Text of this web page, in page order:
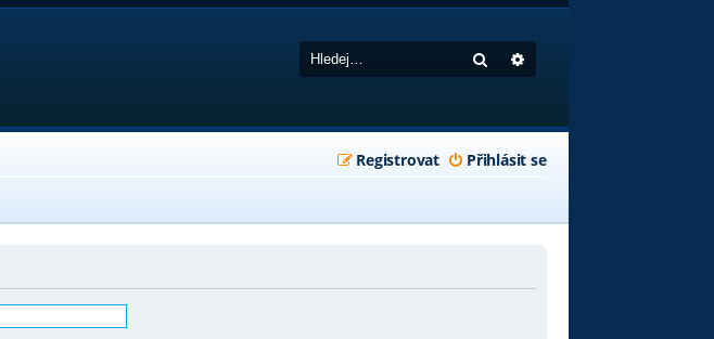
Hledat
Přihlásit se
Registrovat